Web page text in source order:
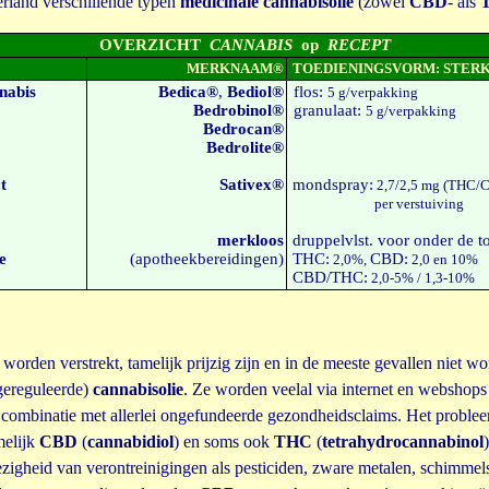
OVERZICHT CANNABIS opRECEPT
MERKNAAM® TOEDIENINGSVORM:
Bedica®, Bediol®
Bedrobinol®
Bedrocan®
Bedrolite®
Sativex®
merkloos
(apotheekbereidingen)
flos: 5 g/verpakking
granulaat: 5 g/verpakking
mondspray: 2,7/2,5 mg (THC/
per verstuiving
druppelvlst. voor onder de
THC: 2,0%, CBD: 2,0 en 10%
CBD/THC: 2,0-5% / 1,3-10%
verstrekt, tamelijk prijzig zijn en in de meeste gevallen niet
cannabisolie. Ze worden veelal via internet en
met allerlei ongefundeerde gezondheidsclaims. Het
CBD (cannabidiol) en soms ook THC (tetrahydrocannabinol
van verontreinigingen als pesticiden, zware metalen,